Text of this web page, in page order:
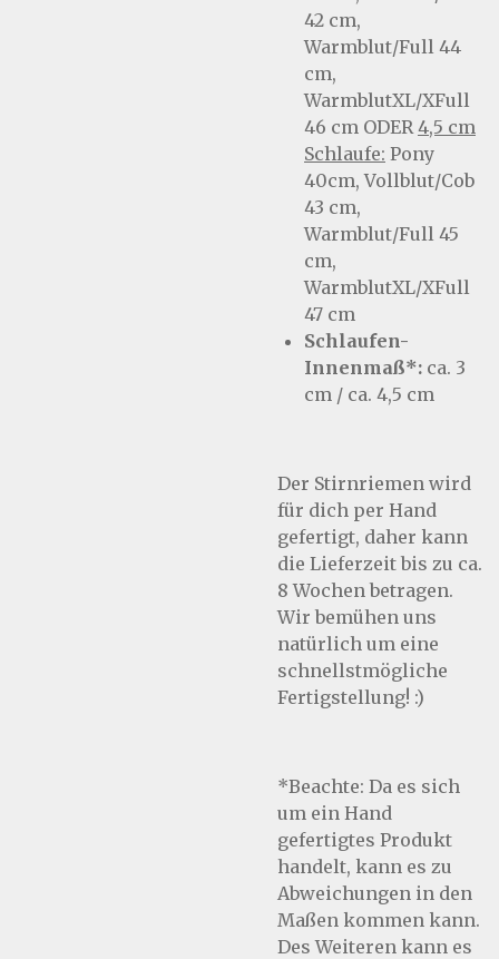
42 cm,
Warmblut/Full 44
cm,
WarmblutXL/XFull
46 cm ODER4,5 cm
Schlaufe: Pony
40cm, Vollblut/Cob
43 cm,
Warmblut/Full 45
cm,
WarmblutXL/XFull
47 cm
Schlaufen-
Innenmaß*: ca. 3
cm / ca. 4,5 cm
Der Stirnriemen wird
für dich per Hand
gefertigt, daher kann
die Lieferzeit bis zu ca.
8 Wochen betragen.
Wir bemühen uns
natürlich um eine
schnellstmögliche
Fertigstellung! :)
*Beachte: Da es sich
um ein Hand
gefertigtes Produkt
handelt, kann es zu
Abweichungen in den
Maßen kommen kann.
Des Weiteren kann es